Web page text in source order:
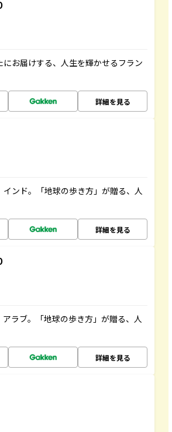
お届けする、人生を輝かせるフラン
詳細を見る
ンド。「地球の歩き方」が贈る、人
詳細を見る
ラブ。「地球の歩き方」が贈る、人
詳細を見る